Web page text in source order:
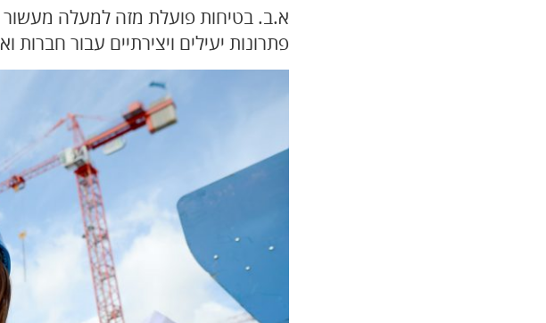
א.ב. בטיחות פועלת מזה למעלה מעשור
פתרונות יעילים ויצירתיים עבור חברות